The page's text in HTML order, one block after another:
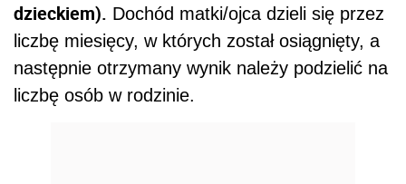
dzieckiem). Dochód matki/ojca dzieli się przez
liczbę miesięcy, w których został osiągnięty, a
następnie otrzymany wynik należy podzielić na
liczbę osób w rodzinie.